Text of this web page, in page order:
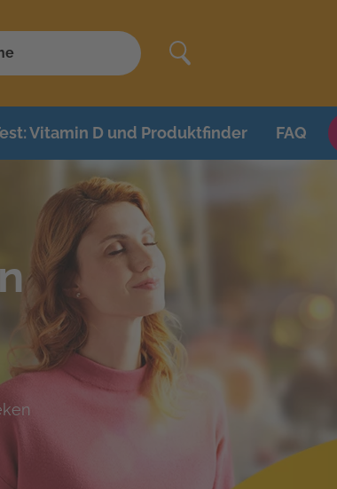
Vitamin D und Produktfinder FAQ